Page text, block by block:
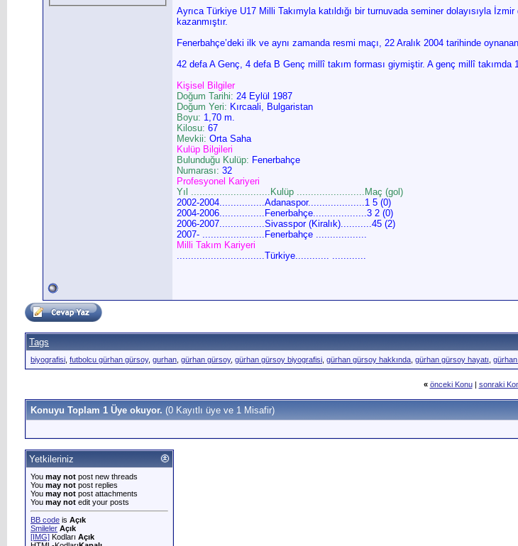
Ayrıca Türkiye U17 Milli Takımyla katıldığı bir turnuvada seminer dolayısıyla
kazanmıştır.
Fenerbahçe’deki ilk ve aynı zamanda resmi maçı, 22 Aralık 2004 tarihinde
42 defa A Genç, 4 defa B Genç millî takım forması giymiştir. A genç millî takımda
Kişisel Bilgiler
Doğum Tarihi: 24 Eylül 1987
Doğum Yeri: Kırcaali, Bulgaristan
Boyu: 1,70 m.
Kilosu: 67
Mevkii: Orta Saha
Kulüp Bilgileri
Bulunduğu Kulüp: Fenerbahçe
Numarası: 32
Profesyonel Kariyeri
Yıl ............................Kulüp ........................Maç (gol)
2002-2004................Adanaspor....................1 5 (0)
2004-2006................Fenerbahçe...................3 2 (0)
2006-2007................Sivasspor (Kiralık)...........45 (2)
2007- ...................... Fenerbahçe ..................
Milli Takım Kariyeri
...............................Türkiye............ ............
Tags
biyografisi futbolcu gürhan gürsoy, gurhan gürhan gürsoy, gürhan gürsoy biyografisi gürhan gürsoy hakkında gürhan gürsoy hayatı
« önceki Konu| sonraki
Konuyu Toplam 1 Üye okuyor. (0 Kayıtlı üye ve 1 Misafir)
Yetkileriniz
You may not post new threads
You may not post replies
You may not post attachments
You may not edit your posts
BB code is Açık
Smileler Açık
[IMG] Kodları Açık